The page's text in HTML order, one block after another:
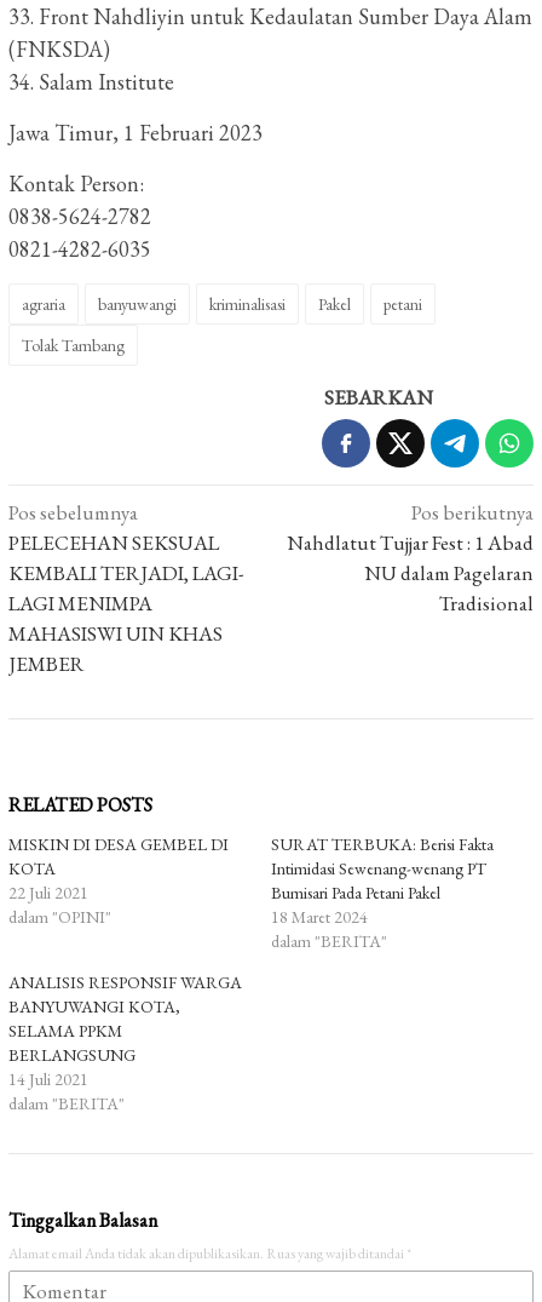
33. Front Nahdliyin untuk Kedaulatan Sumber Daya Alam
(FNKSDA)
34. Salam Institute
Jawa Timur, 1 Februari 2023
Kontak Person:
0838-5624-2782
0821-4282-6035
agraria banyuwangi kriminalisasi Pakel
petani
Tolak Tambang
SEBARKAN
Navigasi
pos
Pos sebelumnya
PELECEHAN SEKSUAL
KEMBALI TERJADI, LAGI-
LAGI MENIMPA
MAHASISWI UIN KHAS
JEMBER
Pos berikutnya
Nahdlatut Tujjar Fest : 1 Abad
NU dalam Pagelaran
Tradisional
RELATED POSTS
MISKIN DI DESA GEMBEL DI
KOTA
22 Juli 2021
dalam "OPINI"
SURAT TERBUKA: Berisi Fakta
Intimidasi Sewenang-wenang PT
Bumisari Pada Petani Pakel
18 Maret 2024
dalam "BERITA"
ANALISIS RESPONSIF WARGA
BANYUWANGI KOTA,
SELAMA PPKM
BERLANGSUNG
14 Juli 2021
dalam "BERITA"
Tinggalkan Balasan
Alamat email Anda tidak akan dipublikasikan. Ruas yang wajib ditandai *